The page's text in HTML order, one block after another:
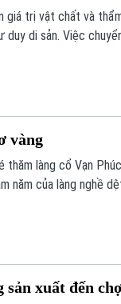
giá trị vật chất và
duy di sản. Việc
vàng
thăm làng cổ Vạn
năm của làng nghề
sản xuất đến